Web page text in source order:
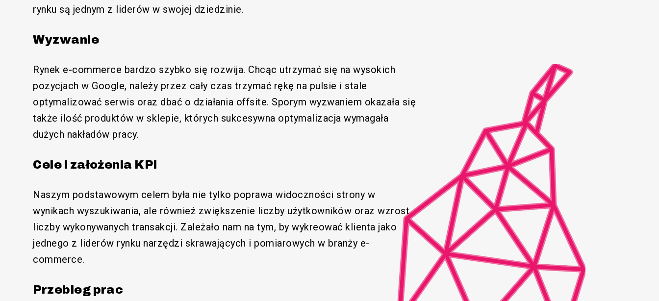
rynku są jednym z liderów w swojej dziedzinie.
Wyzwanie
Rynek e-commerce bardzo szybko się rozwija. Chcąc utrzymać się na wysokich
pozycjach w Google, należy przez cały czas trzymać rękę na pulsie i stale
optymalizować serwis oraz dbać o działania offsite. Sporym wyzwaniem okazała się
także ilość produktów w sklepie, których sukcesywna optymalizacja wymagała
dużych nakładów pracy.
Cele i założenia KPI
Naszym podstawowym celem była nie tylko poprawa widoczności strony w
wynikach wyszukiwania, ale również zwiększenie liczby użytkowników oraz wzrost
liczby wykonywanych transakcji. Zależało nam na tym, by wykreować klienta jako
jednego z liderów rynku narzędzi skrawających i pomiarowych w branży e-
commerce.
Przebieg prac